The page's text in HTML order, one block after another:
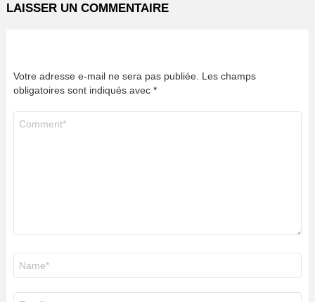
LAISSER UN COMMENTAIRE
Votre adresse e-mail ne sera pas publiée. Les champs
obligatoires sont indiqués avec *